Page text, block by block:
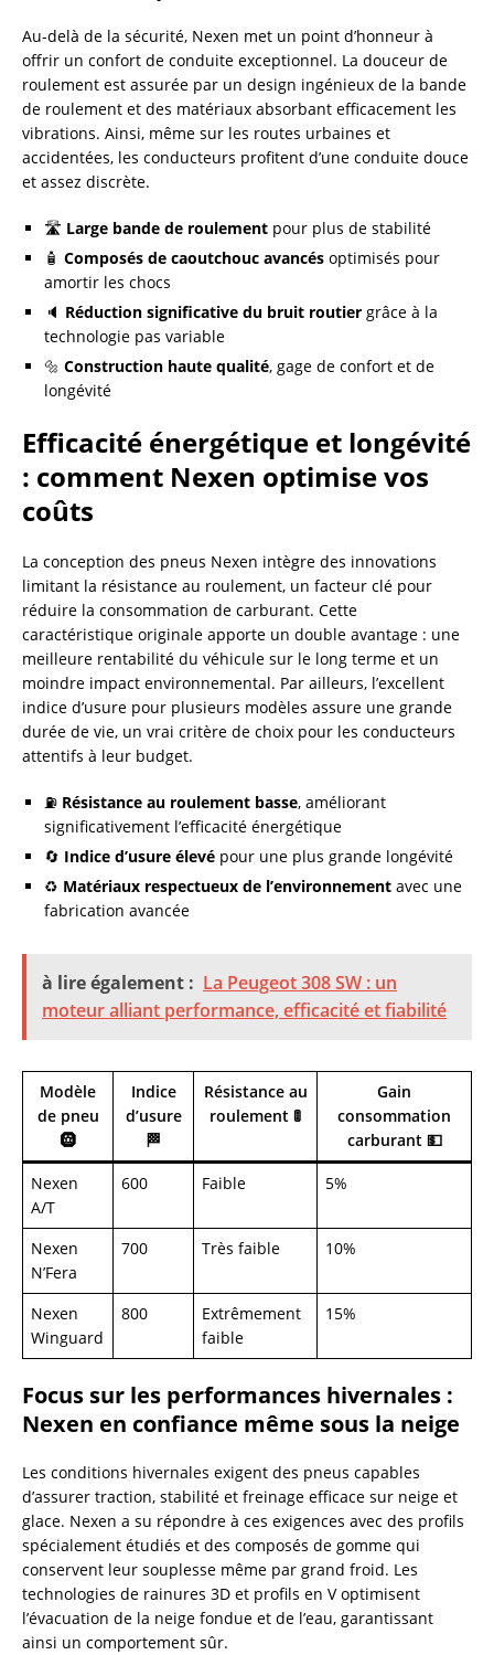
Au-delà de la sécurité, Nexen met un point d’honneur à
offrir un confort de conduite exceptionnel. La douceur de
roulement est assurée par un design ingénieux de la bande
de roulement et des matériaux absorbant efficacement les
vibrations. Ainsi, même sur les routes urbaines et
accidentées, les conducteurs profitent d’une conduite douce
et assez discrète.
🛣️ Large bande de roulement pour plus de stabilité
🧴 Composés de caoutchouc avancés optimisés pour
amortir les chocs
🔈 Réduction significative du bruit routier grâce à la
technologie pas variable
🔩 Construction haute qualité, gage de confort et de
longévité
Efficacité énergétique et longévité
: comment Nexen optimise vos
coûts
La conception des pneus Nexen intègre des innovations
limitant la résistance au roulement, un facteur clé pour
réduire la consommation de carburant. Cette
caractéristique originale apporte un double avantage : une
meilleure rentabilité du véhicule sur le long terme et un
moindre impact environnemental. Par ailleurs, l’excellent
indice d’usure pour plusieurs modèles assure une grande
durée de vie, un vrai critère de choix pour les conducteurs
attentifs à leur budget.
⛽ Résistance au roulement basse, améliorant
significativement l’efficacité énergétique
🔄 Indice d’usure élevé pour une plus grande longévité
♻️ Matériaux respectueux de l’environnement avec une
fabrication avancée
à lire également : La Peugeot 308 SW : un
moteur alliant performance, efficacité et fiabilité
Modèle
de pneu
🛞
Indice
d’usure
🏁
Résistance au
roulement 🚦
Gain
consommation
carburant 💵
Nexen
A/T
600 Faible 5%
Nexen
N’Fera
700 Très faible 10%
Nexen
Winguard
800
Extrêmement
faible
15%
Focus sur les performances hivernales :
Nexen en confiance même sous la neige
Les conditions hivernales exigent des pneus capables
d’assurer traction, stabilité et freinage efficace sur neige et
glace. Nexen a su répondre à ces exigences avec des profils
spécialement étudiés et des composés de gomme qui
conservent leur souplesse même par grand froid. Les
technologies de rainures 3D et profils en V optimisent
l’évacuation de la neige fondue et de l’eau, garantissant
ainsi un comportement sûr.